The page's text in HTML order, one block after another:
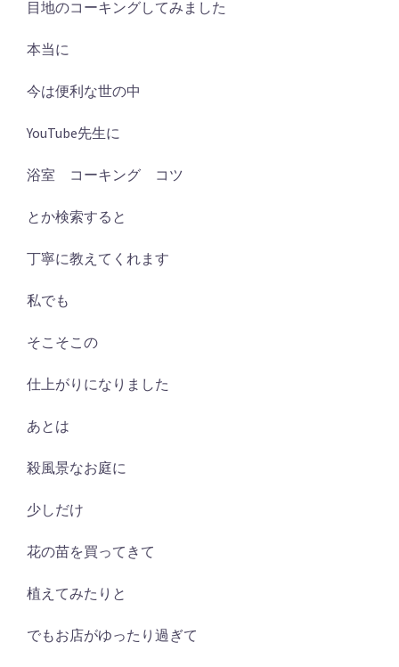
目地のコーキングしてみました
本当に
今は便利な世の中
YouTube先生に
浴室 コーキング コツ
とか検索すると
丁寧に教えてくれます
私でも
そこそこの
仕上がりになりました
あとは
殺風景なお庭に
少しだけ
花の苗を買ってきて
植えてみたりと
でもお店がゆったり過ぎて